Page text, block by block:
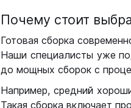
Почему стоит
Готовая сборка
Наши специалисты уже
до мощных сборок с
Например, средний
Такая сборка включает